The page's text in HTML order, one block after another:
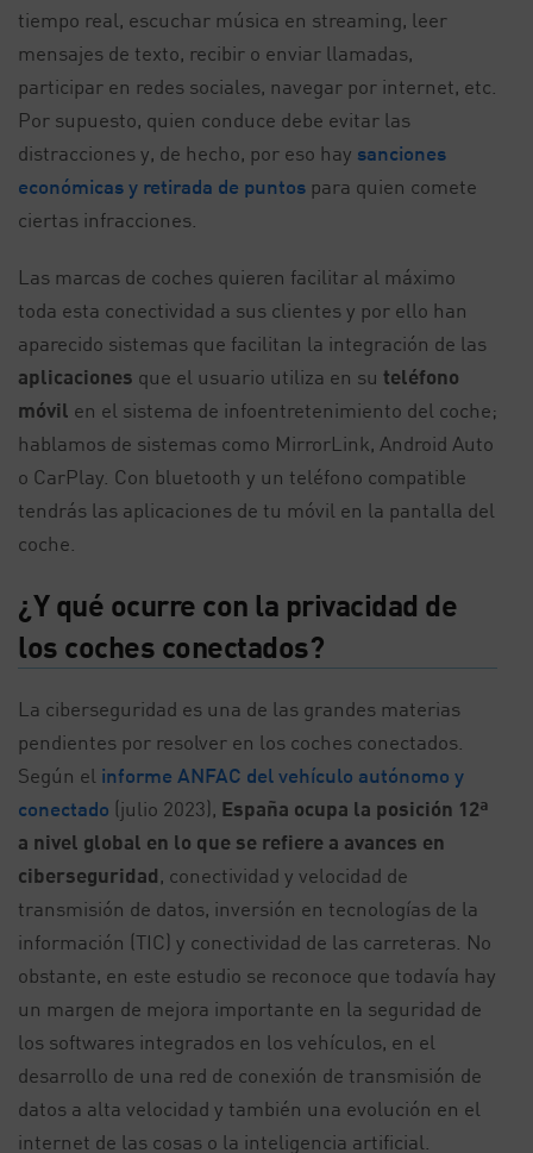
tiempo real, escuchar música en streaming, leer
mensajes de texto, recibir o enviar llamadas,
participar en redes sociales, navegar por internet, etc.
Por supuesto, quien conduce debe evitar las
distracciones y, de hecho, por eso hay sanciones
económicas y retirada de puntos para quien comete
ciertas infracciones.
Las marcas de coches quieren facilitar al máximo
toda esta conectividad a sus clientes y por ello han
aparecido sistemas que facilitan la integración de las
aplicaciones que el usuario utiliza en su teléfono
móvil en el sistema de infoentretenimiento del coche;
hablamos de sistemas como MirrorLink, Android Auto
o CarPlay. Con bluetooth y un teléfono compatible
tendrás las aplicaciones de tu móvil en la pantalla del
coche.
¿Y qué ocurre con la privacidad de
los coches conectados?
La ciberseguridad es una de las grandes materias
pendientes por resolver en los coches conectados.
Según el informe ANFAC del vehículo autónomo y
conectado (julio 2023), España ocupa la posición 12ª
a nivel global en lo que se refiere a avances en
ciberseguridad, conectividad y velocidad de
transmisión de datos, inversión en tecnologías de la
información (TIC) y conectividad de las carreteras. No
obstante, en este estudio se reconoce que todavía hay
un margen de mejora importante en la seguridad de
los softwares integrados en los vehículos, en el
desarrollo de una red de conexión de transmisión de
datos a alta velocidad y también una evolución en el
internet de las cosas o la inteligencia artificial.